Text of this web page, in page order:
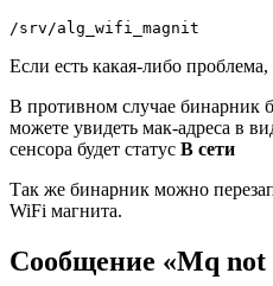
Если есть какая-либо
В противном случае бинарник
можете увидеть мак-адреса в
сенсора будет статус В сети
Так же бинарник можно
WiFi магнита.
Сообщение «Mq not